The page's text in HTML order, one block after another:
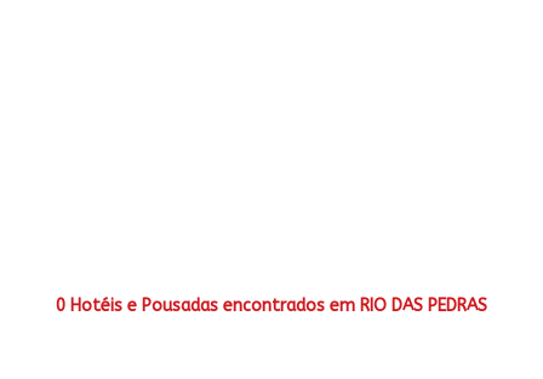
0 Hotéis e Pousadas encontrados em RIO DAS PEDRAS